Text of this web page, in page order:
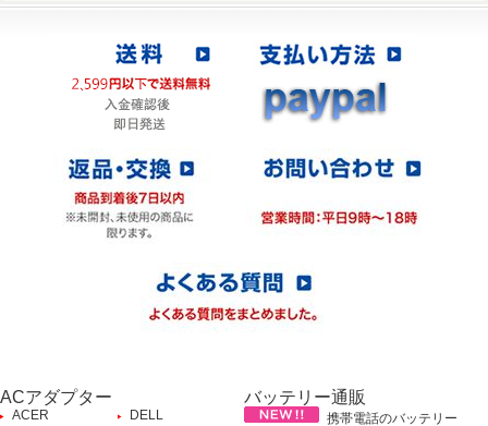
ACアダプター
ACER DELL
バッテリー通販
携帯電話のバッテリー